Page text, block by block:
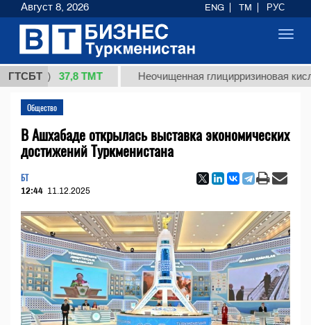
ГТСБТ
37,8 ТМТ Неочищенная глицирризиновая кислота
Общество
В Ашхабаде открылась выставка экономических
достижений Туркменистана
БТ
12:44 11.12.2025
Август 8, 2026 ENG TM РУС